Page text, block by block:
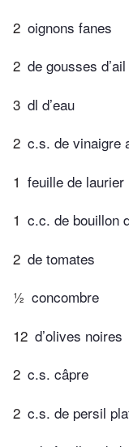
2 oignons fanes
2 de gousses d’ail
3 dl d’eau
2 c.s. de vinaigre
1 feuille de laurier
1 c.c. de bouillon
2 de tomates
½ concombre
12 d’olives noires
2 c.s. câpre
2 c.s. de persil